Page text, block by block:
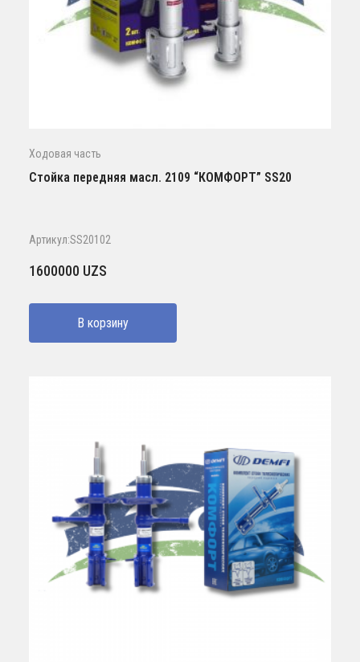
Ходовая часть
Стойка передняя масл. 2109 “КОМФОРТ” SS20
Артикул:SS20102
1600000 UZS
В корзину